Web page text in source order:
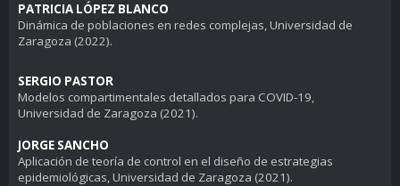
PATRICIA LÓPEZ BLANCO
Dinámica de poblaciones en redes complejas, Universidad de
Zaragoza (2022).
SERGIO PASTOR
Modelos compartimentales detallados para COVID-19,
Universidad de Zaragoza (2021).
JORGE SANCHO
Aplicación de teoría de control en el diseño de estrategias
epidemiológicas, Universidad de Zaragoza (2021).